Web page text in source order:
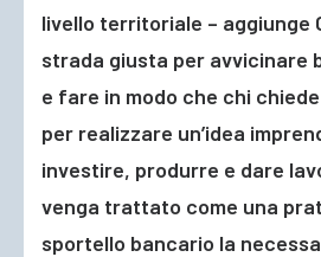
livello territoriale – aggiunge
strada giusta per avvicinare
e fare in modo che chi
per realizzare un’idea
investire, produrre e dare
venga trattato come una
sportello bancario la